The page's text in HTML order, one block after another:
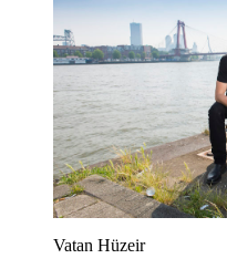
Vatan Hüzeir